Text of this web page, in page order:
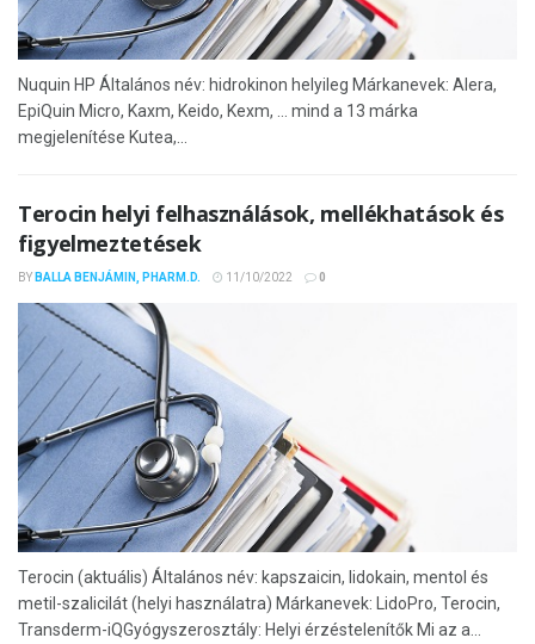
Nuquin HP Általános név: hidrokinon helyileg Márkanevek: Alera,
EpiQuin Micro, Kaxm, Keido, Kexm, ... mind a 13 márka
megjelenítése Kutea,...
Terocin helyi felhasználások, mellékhatások és
figyelmeztetések
BY BALLA BENJÁMIN, PHARM.D. 11/10/2022 0
Terocin (aktuális) Általános név: kapszaicin, lidokain, mentol és
metil-szalicilát (helyi használatra) Márkanevek: LidoPro, Terocin,
Transderm-iQGyógyszerosztály: Helyi érzéstelenítők Mi az a...